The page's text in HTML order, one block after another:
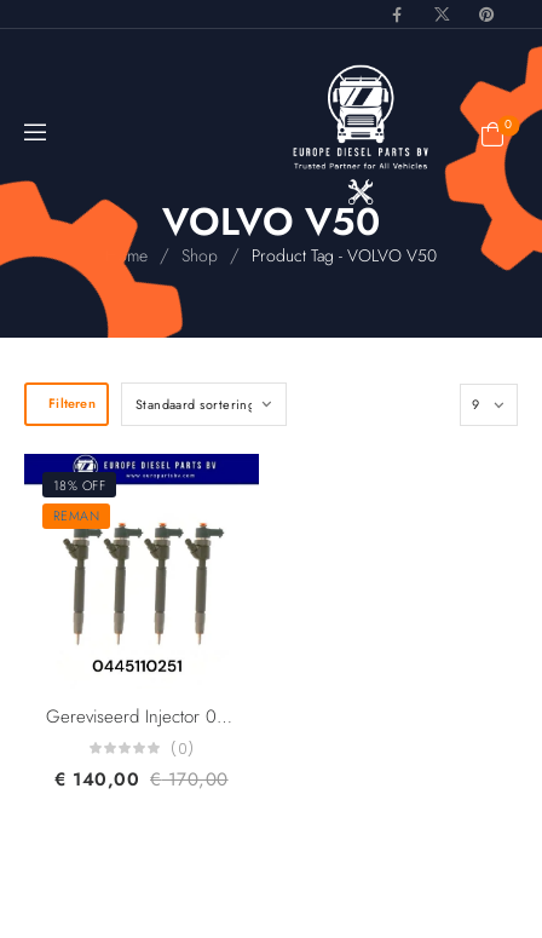
0
VOLVO V50
Home / Shop / Product Tag - VOLVO V50
Filteren
18% OFF
REMAN
Gereviseerd Injector 0445110251 30637375 30731567 30750282 30750283 8603595 Volvo C30/C70/S40/S60/S80/V50/V70/XC70/XC90 2.4L D5 Engine
(0)
€ 140,00 €170,00